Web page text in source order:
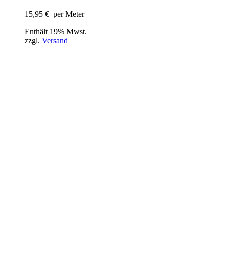
15,95 € per Meter
Enthält 19% Mwst.
zzgl. Versand